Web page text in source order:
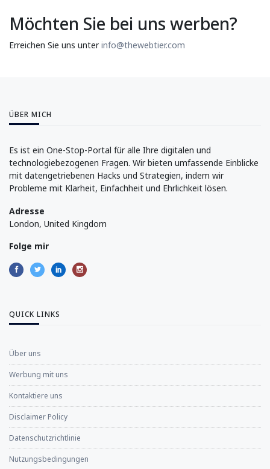
Möchten Sie bei uns werben?
Erreichen Sie uns unterinfo@thewebtier.com
ÜBER MICH
Es ist ein One-Stop-Portal für alle Ihre digitalen und
technologiebezogenen Fragen. Wir bieten umfassende Einblicke
mit datengetriebenen Hacks und Strategien, indem wir
Probleme mit Klarheit, Einfachheit und Ehrlichkeit lösen.
Adresse
London, United Kingdom
Folge mir
QUICK LINKS
Über uns
Werbung mit uns
Kontaktiere uns
Disclaimer Policy
Datenschutzrichtlinie
Nutzungsbedingungen